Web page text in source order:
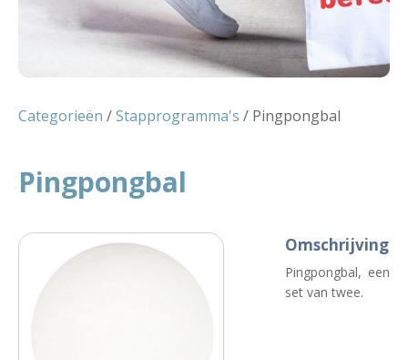
Categorieën /Stapprogramma's / Pingpongbal
Pingpongbal
Omschrijving
Pingpongbal, een
set van twee.